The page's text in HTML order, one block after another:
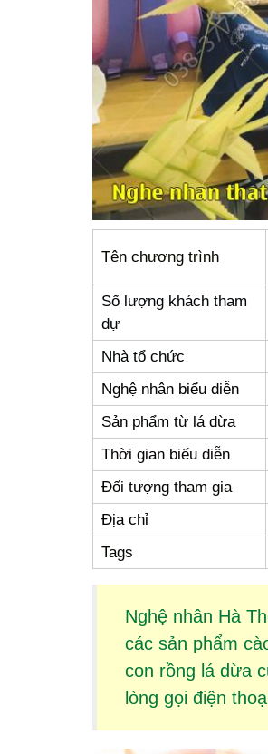
Tên chương trình
Số lượng khách tham
dự
Nhà tổ chức
Nghệ nhân biểu diễn
Sản phẩm từ lá dừa
Thời gian biểu diễn
Đối tượng tham gia
Địa chỉ
Tags
Nghệ nhân Hà
các sản phẩm
con rồng lá dừa
lòng gọi điện